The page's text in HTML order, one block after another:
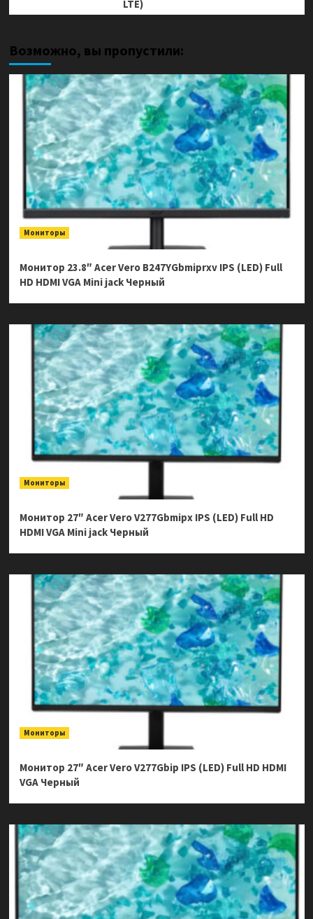
LTE)
Возможно, вы пропустили:
Мониторы
Монитор 23.8″ Acer Vero B247YGbmiprxv IPS (LED) Full
HD HDMI VGA Mini jack Черный
Мониторы
Монитор 27″ Acer Vero V277Gbmipx IPS (LED) Full HD
HDMI VGA Mini jack Черный
Мониторы
Монитор 27″ Acer Vero V277Gbip IPS (LED) Full HD HDMI
VGA Черный